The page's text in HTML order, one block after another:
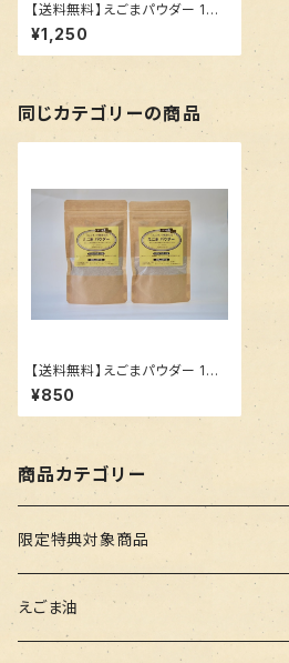
【送料無料】えごまパウダー 100
g 3袋
¥1,250
同じカテゴリーの商品
【送料無料】えごまパウダー 100
g 2袋
¥850
商品カテゴリー
限定特典対象商品
えごま油